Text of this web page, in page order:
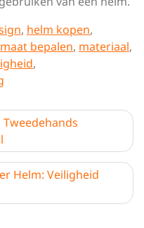
, helm kopen,
maat bepalen, materiaal,
,
Helm: Veiligheid